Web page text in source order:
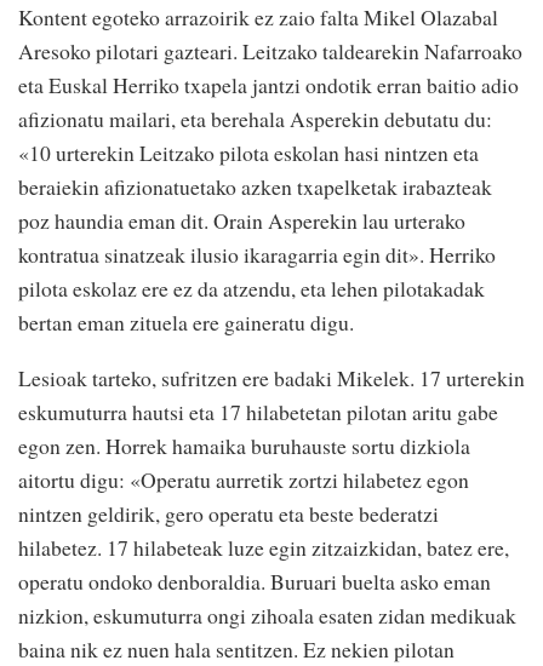
Kontent egoteko arrazoirik ez zaio falta Mikel Olazabal
Aresoko pilotari gazteari. Leitzako taldearekin Nafarroako
eta Euskal Herriko txapela jantzi ondotik erran baitio adio
afizionatu mailari, eta berehala Asperekin debutatu du:
«10 urterekin Leitzako pilota eskolan hasi nintzen eta
beraiekin afizionatuetako azken txapelketak irabazteak
poz haundia eman dit. Orain Asperekin lau urterako
kontratua sinatzeak ilusio ikaragarria egin dit». Herriko
pilota eskolaz ere ez da atzendu, eta lehen pilotakadak
bertan eman zituela ere gaineratu digu.
Lesioak tarteko, sufritzen ere badaki Mikelek. 17 urterekin
eskumuturra hautsi eta 17 hilabetetan pilotan aritu gabe
egon zen. Horrek hamaika buruhauste sortu dizkiola
aitortu digu: «Operatu aurretik zortzi hilabetez egon
nintzen geldirik, gero operatu eta beste bederatzi
hilabetez. 17 hilabeteak luze egin zitzaizkidan, batez ere,
operatu ondoko denboraldia. Buruari buelta asko eman
nizkion, eskumuturra ongi zihoala esaten zidan medikuak
baina nik ez nuen hala sentitzen. Ez nekien pilotan